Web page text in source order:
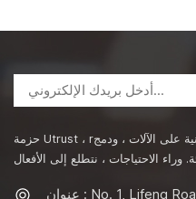
حزمة Utrust ، rاعتناق طبيعة الناس ، وإضفاء الروحانية على الآلات ، ودمج
عنوان : No. 1, Lifeng Road, Mingzhu Industrial Park,